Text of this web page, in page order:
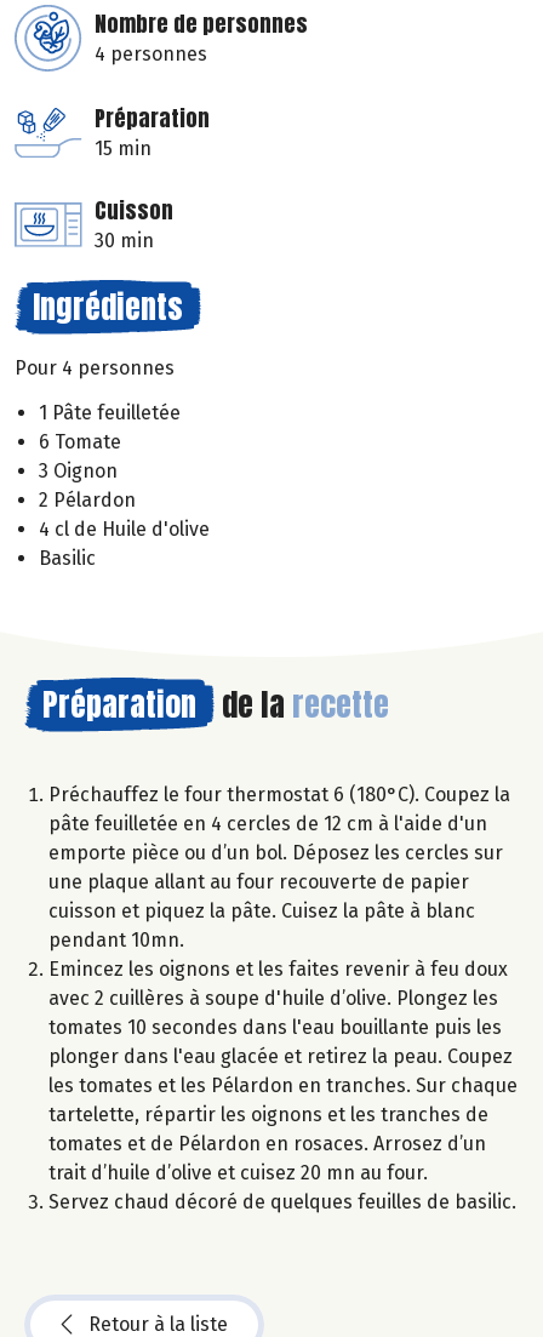
Nombre de personnes
4 personnes
Préparation
15 min
Cuisson
30 min
Ingrédients
Pour 4 personnes
1 Pâte feuilletée
6 Tomate
3 Oignon
2 Pélardon
4 cl de Huile d'olive
Basilic
Préparation de la recette
Préchauffez le four thermostat 6 (180°C). Coupez la
pâte feuilletée en 4 cercles de 12 cm à l'aide d'un
emporte pièce ou d’un bol. Déposez les cercles sur
une plaque allant au four recouverte de papier
cuisson et piquez la pâte. Cuisez la pâte à blanc
pendant 10mn.
Emincez les oignons et les faites revenir à feu doux
avec 2 cuillères à soupe d'huile d’olive. Plongez les
tomates 10 secondes dans l'eau bouillante puis les
plonger dans l'eau glacée et retirez la peau. Coupez
les tomates et les Pélardon en tranches. Sur chaque
tartelette, répartir les oignons et les tranches de
tomates et de Pélardon en rosaces. Arrosez d’un
trait d’huile d’olive et cuisez 20 mn au four.
Servez chaud décoré de quelques feuilles de basilic.
Retour à la liste